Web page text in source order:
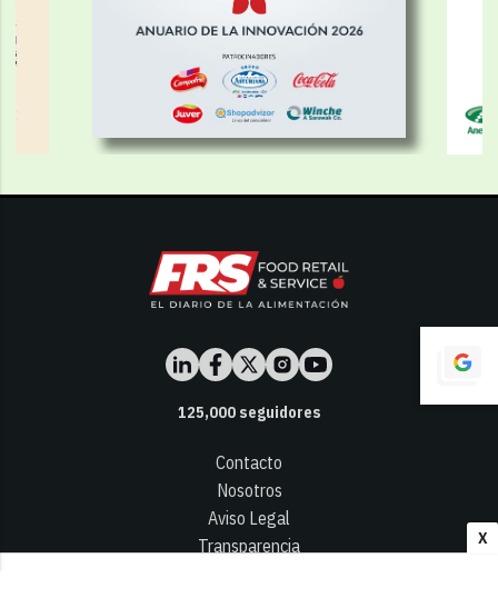
X
125,000seguidores
Contacto
Nosotros
Aviso Legal
Transparencia